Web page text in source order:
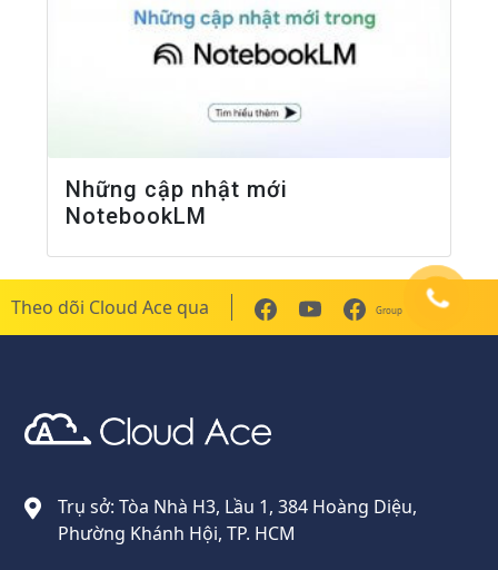
Những cập nhật mới
NotebookLM
Theo dõi Cloud Ace qua Group
Trụ sở: Tòa Nhà H3, Lầu 1, 384 Hoàng Diệu,
Phường Khánh Hội, TP. HCM